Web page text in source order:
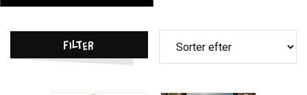
Filter